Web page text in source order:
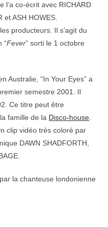
l’a co-écrit avec RICHARD
et ASH HOWES.
producteurs. Il s’agit du
“Fever” sorti le 1 octobre
Australie, “In Your Eyes” a
semestre 2001. Il
Ce titre peut être
famille de la Disco-house
clip vidéo très coloré par
DAWN SHADFORTH,
la chanteuse londonienne